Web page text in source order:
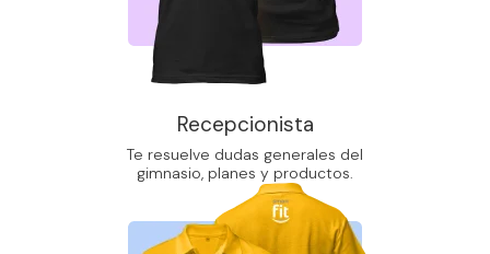
Recepcionista
Te resuelve dudas generales del
gimnasio, planes y productos.